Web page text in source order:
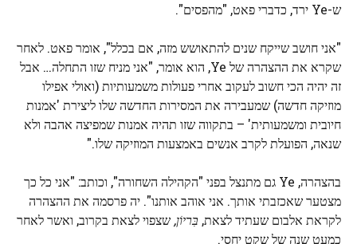
ש-Ye ירד, כדברי פאט, "מהפסים".
"אני חושב שייקח שנים להתאושש מזה, אם בכלל", אומר פאט. לאחר
שקרא את ההצהרה של Ye, הוא אומר, "אני מניח שזו התחלה… אבל
זה יהיה הכי חשוב לעקוב אחרי פעולות משמעותיות (ואולי אפילו
מוזיקה חדשה) שמעבירה את המסירות החדשה שלו ליצירת 'אמנות
חיובית ומשמעותית' – בתקווה שזו תהיה אמנות שמפיצה אהבה ולא
שנאה, הפועלת לקרב אנשים באמצעות המוזיקה שלו."
בהצהרה, Ye גם מתנצל בפני "הקהילה השחורה", וכותב: "אני כל כך
מצטער שאכזבתי אותך. אני אוהב אותנו". יה פרסמה את ההצהרה
לקראת אלבום שעתיד לצאת, בִּריוֹן, שצפוי לצאת בקרוב, ואשר לאחר
כמעט שנה של שקט יחסי.